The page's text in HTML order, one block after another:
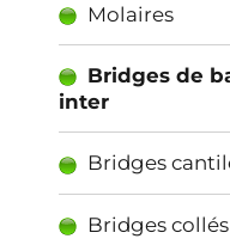
Molaires
Bridges de
inter
Bridges
Bridges collés